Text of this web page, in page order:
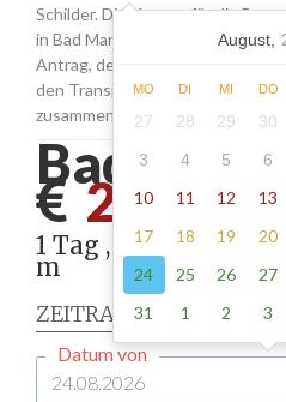
Schilder. Die Kosten für die
in Bad Marienberg setzen sich
Antrag, der Miete für die
den Transport, das Aufstellen
zusammen.
Bad
215.00
1 Tag , Stellung
m
ZEITRAUM
Datum von
August,
MO DI MI DO
27 28 29 30
3
4 5 6
10
11 12 13
17
18 19 20
24
25 26 27
31
1 2 3